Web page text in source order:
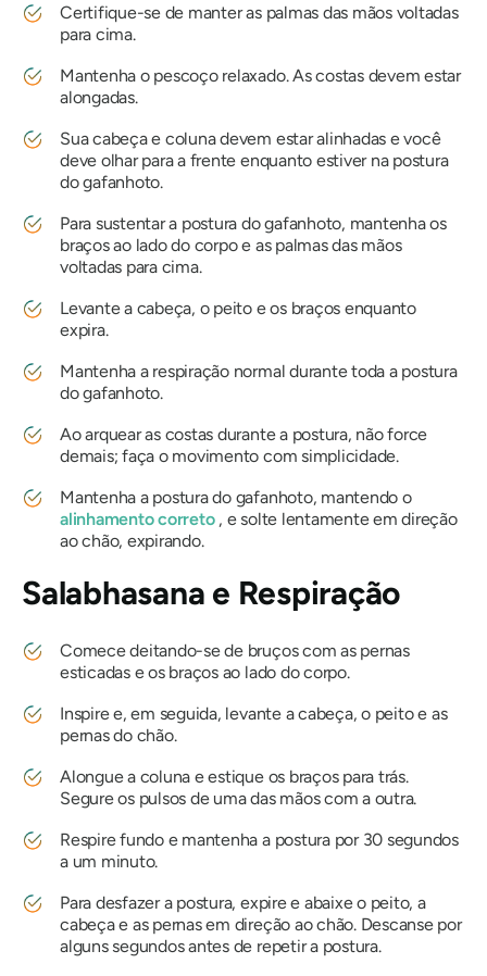
Certifique-se de manter as palmas das mãos voltadas
para cima.
Mantenha o pescoço relaxado. As costas devem estar
alongadas.
Sua cabeça e coluna devem estar alinhadas e você
deve olhar para a frente enquanto estiver na postura
do gafanhoto.
Para sustentar a postura do gafanhoto, mantenha os
braços ao lado do corpo e as palmas das mãos
voltadas para cima.
Levante a cabeça, o peito e os braços enquanto
expira.
Mantenha a respiração normal durante toda a postura
do gafanhoto.
Ao arquear as costas durante a postura, não force
demais; faça o movimento com simplicidade.
Mantenha a postura do gafanhoto, mantendo o
alinhamento correto, e solte lentamente em direção
ao chão, expirando.
Salabhasana e Respiração
Comece deitando-se de bruços com as pernas
esticadas e os braços ao lado do corpo.
Inspire e, em seguida, levante a cabeça, o peito e as
pernas do chão.
Alongue a coluna e estique os braços para trás.
Segure os pulsos de uma das mãos com a outra.
Respire fundo e mantenha a postura por 30 segundos
a um minuto.
Para desfazer a postura, expire e abaixe o peito, a
cabeça e as pernas em direção ao chão. Descanse por
alguns segundos antes de repetir a postura.